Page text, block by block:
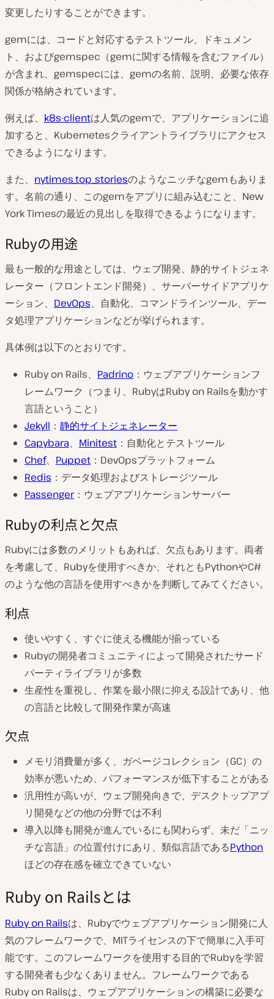
変更したりすることができます。
gemには、コードと対応するテストツール、ドキュメン
ト、およびgemspec（gemに関する情報を含むファイル）
が含まれ、gemspecには、gemの名前、説明、必要な依存
関係が格納されています。
例えば、 k8s-clientは人気のgemで、アプリケーションに追
加すると、Kubernetesクライアントライブラリにアクセス
できるようになります。
また、 nytimes_top_storiesのようなニッチなgemもありま
す。名前の通り、このgemをアプリに組み込むこと、New
York Timesの最近の見出しを取得できるようになります。
Rubyの用途
最も一般的な用途としては、ウェブ開発、静的サイトジェネ
レーター（フロントエンド開発）、サーバーサイドアプリケ
ーション、 DevOps、自動化、コマンドラインツール、デー
タ処理アプリケーションなどが挙げられます。
具体例は以下のとおりです。
Ruby on Rails、 Padrino ：ウェブアプリケーションフ
レームワーク（つまり、RubyはRuby on Railsを動かす
言語ということ）
Jekyll ： 静的サイトジェネレーター
Capybara、 Minitest ：自動化とテストツール
Chef、 Puppet ：DevOpsプラットフォーム
Redis ：データ処理およびストレージツール
Passenger：ウェブアプリケーションサーバー
Rubyの利点と欠点
Rubyには多数のメリットもあれば、欠点もあります。両者
を考慮して、Rubyを使用すべきか、それともPythonやC#
のような他の言語を使用すべきかを判断してみてください。
利点
使いやすく、すぐに使える機能が揃っている
Rubyの開発者コミュニティによって開発されたサード
パーティライブラリが多数
生産性を重視し、作業を最小限に抑える設計であり、他
の言語と比較して開発作業が高速
欠点
メモリ消費量が多く、ガベージコレクション（GC）の
効率が悪いため、パフォーマンスが低下することがある
汎用性が高いが、ウェブ開発向きで、デスクトップアプ
リ開発などの他の分野では不利
導入以降も開発が進んでいるにも関わらず、未だ「ニッ
チな言語」の位置付けにあり、類似言語であるPython
ほどの存在感を確立できていない
Ruby on Railsとは
Ruby on Railsは、Rubyでウェブアプリケーション開発に人
気のフレームワークで、MITライセンスの下で簡単に入手可
能です。このフレームワークを使用する目的でRubyを学習
する開発者も少なくありません。フレームワークである
Ruby on Railsは、ウェブアプリケーションの構築に必要な